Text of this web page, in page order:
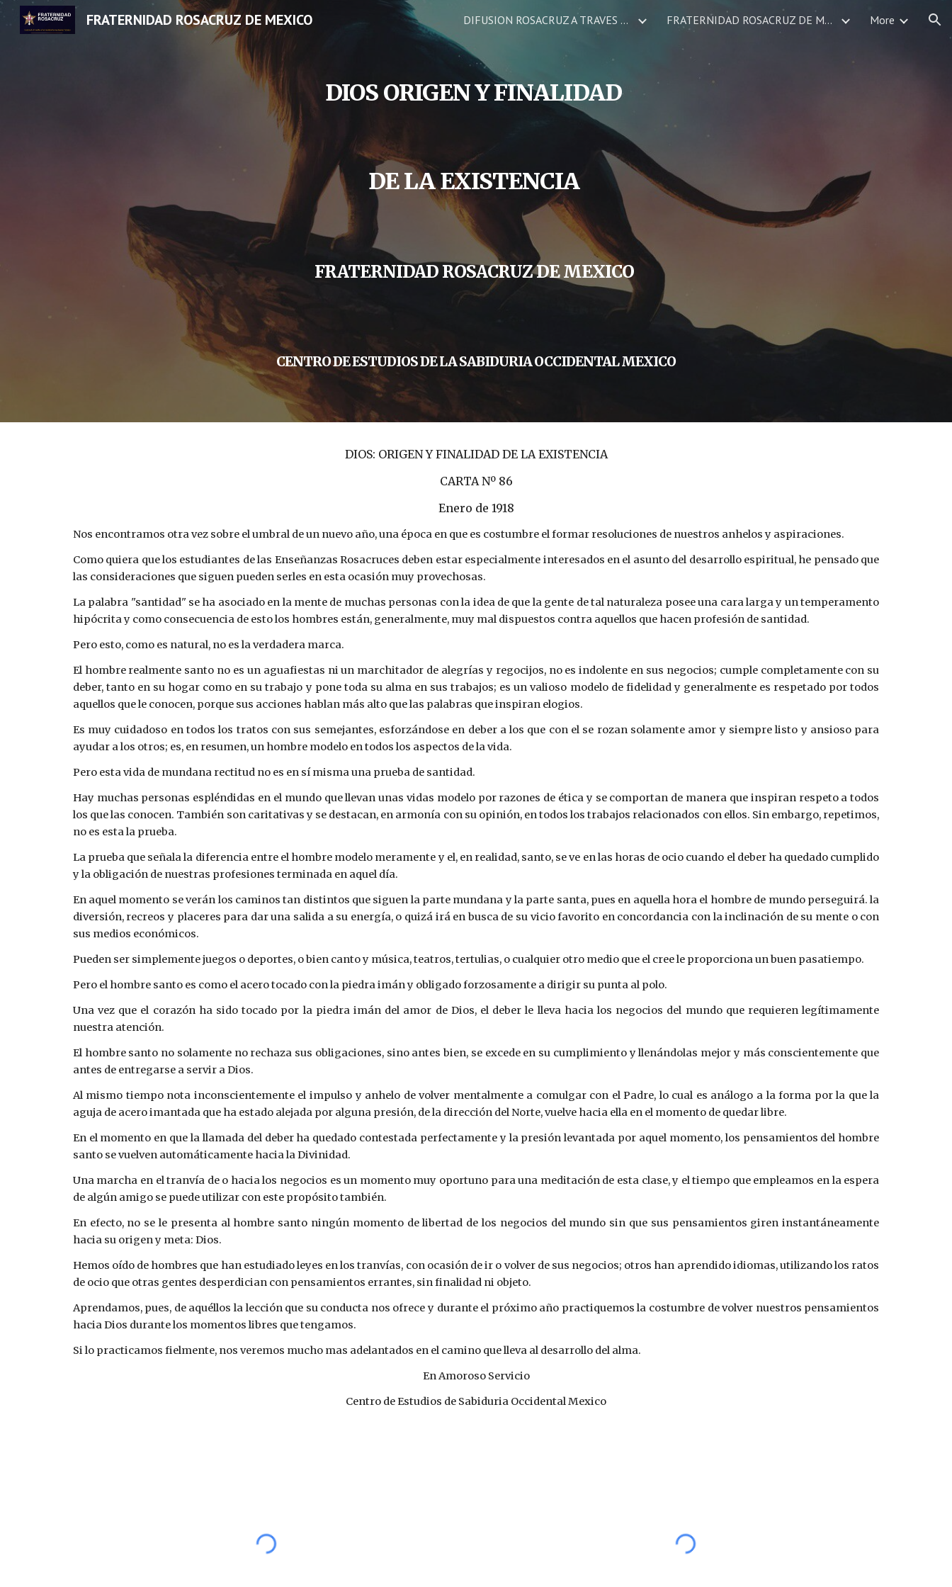
Skip to main content Skip to navigation
FRATERNIDAD ROSACRUZ DE MEXICO DIFUSION ROSACRUZ A TRAVES DE LA FRATERNIDAD ROSACRUZ DE MEXICO FRATERNIDAD ROSACRUZ DE MEXICO SERVICIOS DEVOCIONALES CALENDARIO DE EVENTOS More
DIOS ORIGEN Y FINALIDAD
DE LA EXISTENCIA
FRATERNIDAD ROSACRUZ DE MEXICO
CENTRO DE ESTUDIOS DE LA SABIDURIA OCCIDENTAL MEXICO
DIOS: ORIGEN Y FINALIDAD DE LA EXISTENCIA
CARTA Nº 86
Enero de 1918
Nos encontramos otra vez sobre el umbral de un nuevo año, una época en que es costumbre el formar resoluciones de nuestros anhelos y aspiraciones.
Como quiera que los estudiantes de las Enseñanzas Rosacruces deben estar especialmente interesados en el asunto del desarrollo espiritual, he pensado que
las consideraciones que siguen pueden serles en esta ocasión muy provechosas.
La palabra "santidad" se ha asociado en la mente de muchas personas con la idea de que la gente de tal naturaleza posee una cara larga y un temperamento
hipócrita y como consecuencia de esto los hombres están, generalmente, muy mal dispuestos contra aquellos que hacen profesión de santidad.
Pero esto, como es natural, no es la verdadera marca.
El hombre realmente santo no es un aguafiestas ni un marchitador de alegrías y regocijos, no es indolente en sus negocios; cumple completamente con su
deber, tanto en su hogar como en su trabajo y pone toda su alma en sus trabajos; es un valioso modelo de fidelidad y generalmente es respetado por todos
aquellos que le conocen, porque sus acciones hablan más alto que las palabras que inspiran elogios.
Es muy cuidadoso en todos los tratos con sus semejantes, esforzándose en deber a los que con el se rozan solamente amor y siempre listo y ansioso para
ayudar a los otros; es, en resumen, un hombre modelo en todos los aspectos de la vida.
Pero esta vida de mundana rectitud no es en sí misma una prueba de santidad.
Hay muchas personas espléndidas en el mundo que llevan unas vidas modelo por razones de ética y se comportan de manera que inspiran respeto a todos
los que las conocen. También son caritativas y se destacan, en armonía con su opinión, en todos los trabajos relacionados con ellos. Sin embargo, repetimos,
no es esta la prueba.
La prueba que señala la diferencia entre el hombre modelo meramente y el, en realidad, santo, se ve en las horas de ocio cuando el deber ha quedado cumplido
y la obligación de nuestras profesiones terminada en aquel día.
En aquel momento se verán los caminos tan distintos que siguen la parte mundana y la parte santa, pues en aquella hora el hombre de mundo perseguirá. la
diversión, recreos y placeres para dar una salida a su energía, o quizá irá en busca de su vicio favorito en concordancia con la inclinación de su mente o con
sus medios económicos.
Pueden ser simplemente juegos o deportes, o bien canto y música, teatros, tertulias, o cualquier otro medio que el cree le proporciona un buen pasatiempo.
Pero el hombre santo es como el acero tocado con la piedra imán y obligado forzosamente a dirigir su punta al polo.
Una vez que el corazón ha sido tocado por la piedra imán del amor de Dios, el deber le lleva hacia los negocios del mundo que requieren legítimamente
nuestra atención.
El hombre santo no solamente no rechaza sus obligaciones, sino antes bien, se excede en su cumplimiento y llenándolas mejor y más conscientemente que
antes de entregarse a servir a Dios.
Al mismo tiempo nota inconscientemente el impulso y anhelo de volver mentalmente a comulgar con el Padre, lo cual es análogo a la forma por la que la
aguja de acero imantada que ha estado alejada por alguna presión, de la dirección del Norte, vuelve hacia ella en el momento de quedar libre.
En el momento en que la llamada del deber ha quedado contestada perfectamente y la presión levantada por aquel momento, los pensamientos del hombre
santo se vuelven automáticamente hacia la Divinidad.
Una marcha en el tranvía de o hacia los negocios es un momento muy oportuno para una meditación de esta clase, y el tiempo que empleamos en la espera
de algún amigo se puede utilizar con este propósito también.
En efecto, no se le presenta al hombre santo ningún momento de libertad de los negocios del mundo sin que sus pensamientos giren instantáneamente
hacia su origen y meta: Dios.
Hemos oído de hombres que han estudiado leyes en los tranvías, con ocasión de ir o volver de sus negocios; otros han aprendido idiomas, utilizando los ratos
de ocio que otras gentes desperdician con pensamientos errantes, sin finalidad ni objeto.
Aprendamos, pues, de aquéllos la lección que su conducta nos ofrece y durante el próximo año practiquemos la costumbre de volver nuestros pensamientos
hacia Dios durante los momentos libres que tengamos.
Si lo practicamos fielmente, nos veremos mucho mas adelantados en el camino que lleva al desarrollo del alma.
En Amoroso Servicio
Centro de Estudios de Sabiduria Occidental Mexico